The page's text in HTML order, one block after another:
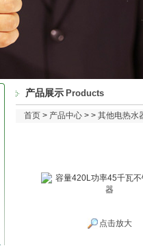
产品展示 Products
首页 > 产品中心 > > 其他电热水
点击放大